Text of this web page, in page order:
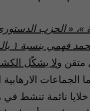
»، « الحزب
بنسبة ١ بالمئة
متقن ولا يشكّل
الجماعات
نائمة تنشط